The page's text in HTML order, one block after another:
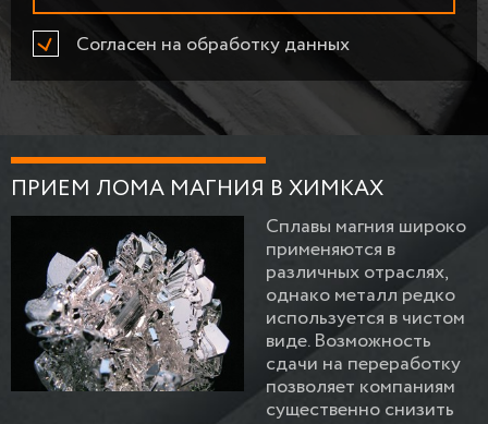
Согласен на обработку данных
ПРИЕМ ЛОМА МАГНИЯ В ХИМКАХ
Сплавы магния широко
применяются в
различных отраслях,
однако металл редко
используется в чистом
виде. Возможность
сдачи на переработку
позволяет компаниям
существенно снизить